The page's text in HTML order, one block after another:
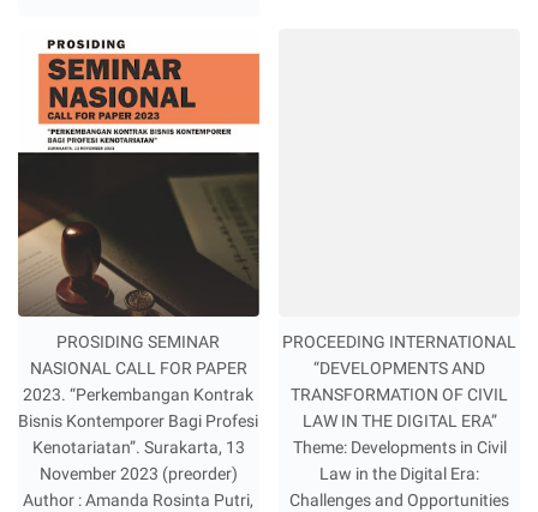
PROSIDING SEMINAR
NASIONAL CALL FOR PAPER
2023. “Perkembangan Kontrak
Bisnis Kontemporer Bagi Profesi
Kenotariatan”. Surakarta, 13
November 2023 (preorder)
Author : Amanda Rosinta Putri,
PROCEEDING INTERNATIONAL
“DEVELOPMENTS AND
TRANSFORMATION OF CIVIL
LAW IN THE DIGITAL ERA”
Theme: Developments in Civil
Law in the Digital Era:
Challenges and Opportunities